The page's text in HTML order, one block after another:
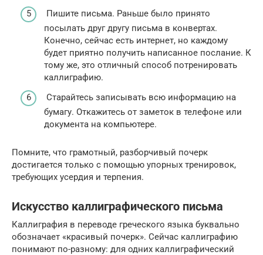
Пишите письма. Раньше было принято
посылать друг другу письма в конвертах.
Конечно, сейчас есть интернет, но каждому
будет приятно получить написанное послание. К
тому же, это отличный способ потренировать
каллиграфию.
Старайтесь записывать всю информацию на
бумагу. Откажитесь от заметок в телефоне или
документа на компьютере.
Помните, что грамотный, разборчивый почерк
достигается только с помощью упорных тренировок,
требующих усердия и терпения.
Искусство каллиграфического письма
Каллиграфия в переводе греческого языка буквально
обозначает «красивый почерк». Сейчас каллиграфию
понимают по-разному: для одних каллиграфический